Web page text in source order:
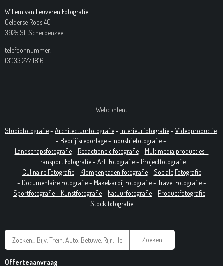
Willem van Leuveren Fotografie
Gelderse Roos 40
3925 SL Scherpenzeel
telefoonnummer:
(31)33 277 1816
Webcontent
Studiofotografie- Architectuurfotografie- Interieurfotografie- Videoproductie
- Bedrijfsreportage- Industriefotografie-
Landschapsfotografie- Redactionele fotografie- Multimedia producties -
Transport Fotografie - Art Fotografie- Projectfotografie
Culinaire Fotografie- Klompenpaden fotografie- Sociale Fotografie
- Documentaire Fotografie- Makelaardij Fotografie- Travel Fotografie-
Sportfotografie - Kunstfotografie- Natuurfotografie- Productfotografie-
Stock fotografie
Zoeken
Offerteaanvraag